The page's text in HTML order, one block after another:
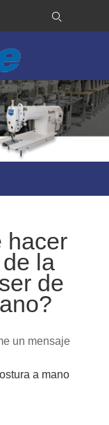
hacer
la
de
un mensaje
a mano